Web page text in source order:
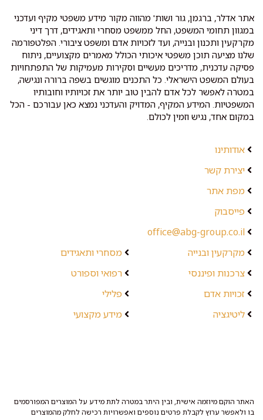
אתר אדלר, ברגמן, גור ושות' מהווה מקור מידע משפטי מקיף ועדכני
במגוון תחומי המשפט, החל ממשפט מסחרי ותאגידים, דרך דיני
מקרקעין ותכנון ובנייה, ועד לזכויות אדם ומשפט ציבורי. הפלטפורמה
שלנו מציעה תוכן משפטי איכותי הכולל מאמרים מקצועיים, ניתוח
פסיקה עדכנית, מדריכים מעשיים וסקירות מעמיקות של התפתחויות
בעולם המשפט הישראלי. כל התכנים מוגשים בשפה ברורה ונגישה,
במטרה לאפשר לכל אדם להבין טוב יותר את זכויותיו וחובותיו
המשפטיות. המידע המקיף, המדויק והעדכני נמצא כאן עבורכם - הכל
במקום אחד, נגיש וזמין לכולם.
אודותינו
יצירת קשר
מפת אתר
פייסבוק
office@abg-group.co.il
מקרקעין ובנייה
צרכנות ופיננסי
זכויות אדם
ליטיגציה
מסחרי ותאגידים
רפואי וספורט
פלילי
מידע מקצועי
האתר הוקם מיוזמה אישית, ובין היתר במטרה לתת מידע על המוצרים המפורסמים
בו ולאפשר ערוץ לקבלת פרטים נוספים ואפשרויות רכישה לחלק מהמוצרים